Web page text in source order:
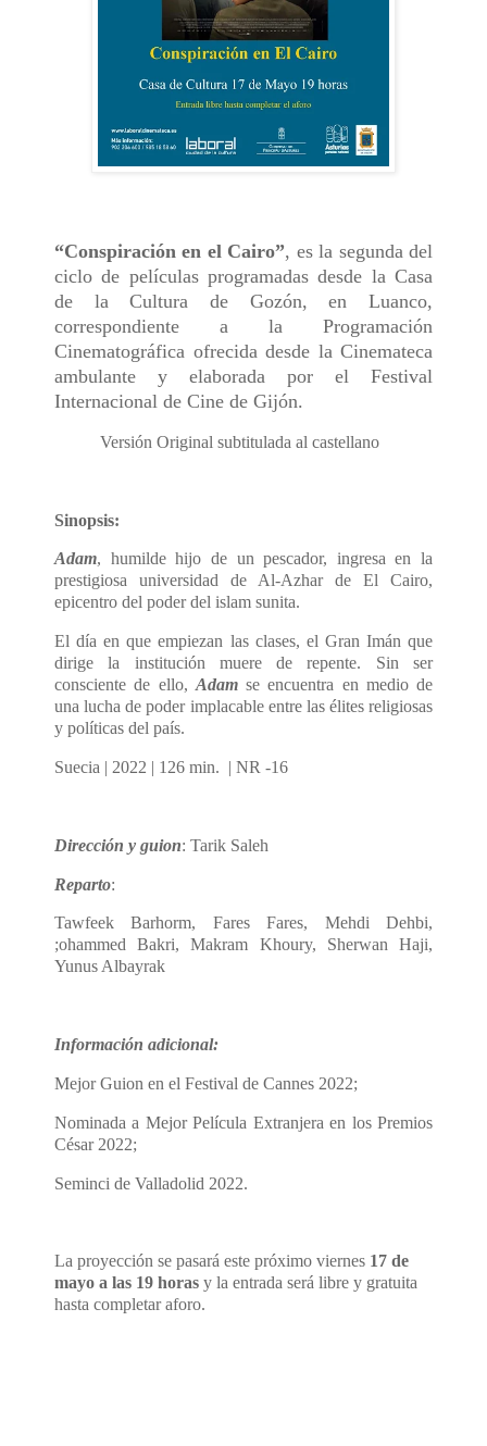
“Conspiración en el Cairo”, es la segunda del
ciclo de películas programadas desde la Casa
de la Cultura de Gozón, en Luanco,
correspondiente a la Programación
Cinematográfica ofrecida desde la Cinemateca
ambulante y elaborada por el Festival
Internacional de Cine de Gijón.
Versión Original subtitulada al castellano
Sinopsis:
Adam, humilde hijo de un pescador, ingresa en la
prestigiosa universidad de Al-Azhar de El Cairo,
epicentro del poder del islam sunita.
El día en que empiezan las clases, el Gran Imán que
dirige la institución muere de repente. Sin ser
consciente de ello, Adamse encuentra en medio de
una lucha de poder implacable entre las élites religiosas
y políticas del país.
Suecia | 2022 | 126 min. | NR -16
Dirección y guion: Tarik Saleh
Reparto:
Tawfeek Barhorm, Fares Fares, Mehdi Dehbi,
;ohammed Bakri, Makram Khoury, Sherwan Haji,
Yunus Albayrak
Información adicional:
Mejor Guion en el Festival de Cannes 2022;
Nominada a Mejor Película Extranjera en los Premios
César 2022;
Seminci de Valladolid 2022.
La proyección se pasará este próximo viernes 17 de
mayo a las 19 horas y la entrada será libre y gratuita
hasta completar aforo.